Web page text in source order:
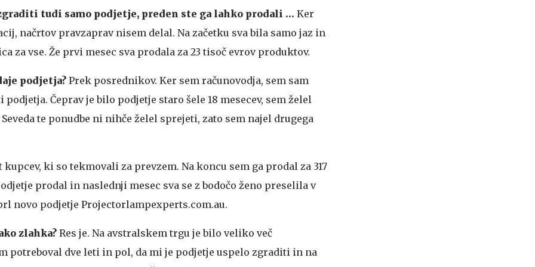
tudi samo podjetje, preden ste ga lahko prodali … Ker
načrtov pravzaprav nisem delal. Na začetku sva bila samo jaz in
za vse. Že prvi mesec sva prodala za 23 tisoč evrov produktov.
podjetja? Prek posrednikov. Ker sem računovodja, sem sam
Čeprav je bilo podjetje staro šele 18 mesecev, sem želel
te ponudbe ni nihče želel sprejeti, zato sem najel drugega
kupcev, ki so tekmovali za prevzem. Na koncu sem ga prodal za 317
prodal in naslednji mesec sva se z bodočo ženo preselila v
novo podjetje Projectorlampexperts.com.au.
zlahka? Res je. Na avstralskem trgu je bilo veliko več
potreboval dve leti in pol, da mi je podjetje uspelo zgraditi in na